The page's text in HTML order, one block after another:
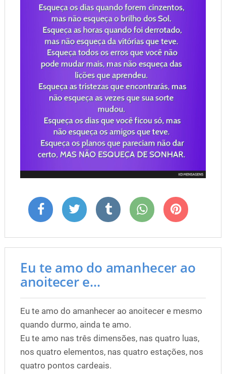
Eu te amo do amanhecer ao
anoitecer e...
Eu te amo do amanhecer ao anoitecer e mesmo
quando durmo, ainda te amo.
Eu te amo nas três dimensões, nas quatro luas,
nos quatro elementos, nas quatro estações, nos
quatro pontos cardeais.